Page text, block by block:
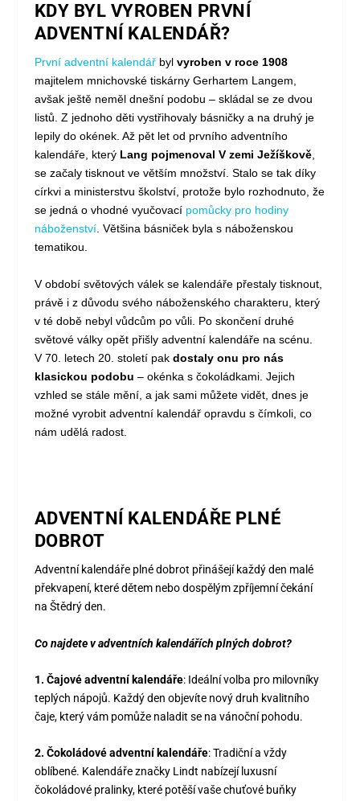
KDY BYL VYROBEN PRVNÍ
ADVENTNÍ KALENDÁŘ?
První adventní kalendářbyl vyroben v roce 1908
majitelem mnichovské tiskárny Gerhartem Langem,
avšak ještě neměl dnešní podobu – skládal se ze dvou
listů. Z jednoho děti vystřihovaly básničky a na druhý je
lepily do okének. Až pět let od prvního adventního
kalendáře, který Lang pojmenoval V zemi Ježíškově,
se začaly tisknout ve větším množství. Stalo se tak díky
církvi a ministerstvu školství, protože bylo rozhodnuto, že
se jedná o vhodné vyučovací pomůcky pro hodiny
náboženství. Většina básniček byla s náboženskou
tematikou.
V období světových válek se kalendáře přestaly tisknout,
právě i z důvodu svého náboženského charakteru, který
v té době nebyl vůdcům po vůli. Po skončení druhé
světové války opět přišly adventní kalendáře na scénu.
V 70. letech 20. století pak dostaly onu pro nás
klasickou podobu – okénka s čokoládkami. Jejich
vzhled se stále mění, a jak sami můžete vidět, dnes je
možné vyrobit adventní kalendář opravdu s čímkoli, co
nám udělá radost.
ADVENTNÍ KALENDÁŘE PLNÉ
DOBROT
Adventní kalendáře plné dobrot přinášejí každý den malé
překvapení, které dětem nebo dospělým zpříjemní čekání
na Štědrý den.
Co najdete v adventních kalendářích plných dobrot?
1. Čajové adventní kalendáře:Ideální volba pro milovníky
teplých nápojů. Každý den objevíte nový druh kvalitního
čaje, který vám pomůže naladit se na vánoční pohodu.
2. Čokoládové adventní kalendáře:Tradiční a vždy
oblíbené. Kalendáře značky Lindt nabízejí luxusní
čokoládové pralinky, které potěší vaše chuťové buňky